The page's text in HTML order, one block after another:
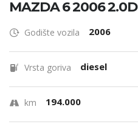
MAZDA 6 2006 2.0D
Godište vozila 2006
Vrsta goriva diesel
km 194.000